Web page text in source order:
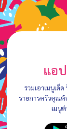
แอ
รวมเอาเมนูเด็
รายการครัวคุณ
เมนู